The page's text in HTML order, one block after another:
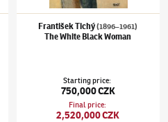
František Tichý(1896–1961)
The White Black Woman
Starting price:
750,000 CZK
Final price:
2,520,000 CZK